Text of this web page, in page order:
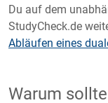
Du auf dem
StudyCheck.de
Abläufen eines
Warum